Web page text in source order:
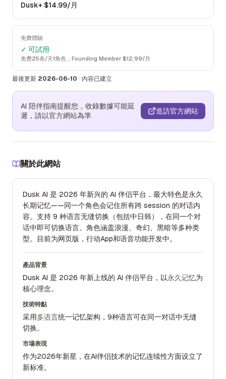
Dusk+ $14.99/月
免費體驗
✓ 可試用
免费25条/天1角色，Founding Member $12.99/月
最後更新 2026-06-10 · 內容已建立
AI 陪伴指南提醒您，收錄數據可能延
遲，請以官方網站為準
造訪官方網站
關於此網站
Dusk AI 是 2026 年新兴的 AI 伴侣平台，最大特色是永久
长期记忆——同一个角色会记住所有跨 session 的对话内
容。支持 9 种语言无缝切换（包括中日韩），在同一个对
话中即可切换语言。角色涵盖浪漫、奇幻、黑暗等多种类
型。目前为网页版，行动App和语音功能开发中。
產品背景
Dusk AI 是 2026 年新上线的 AI 伴侣平台，以永久记忆为
核心理念。
技術特點
采用多语言统一记忆架构，9种语言可在同一对话中无缝
切换。
市場表現
作为2026年新星，在AI伴侣技术的记忆连续性方面设立了
新标准。